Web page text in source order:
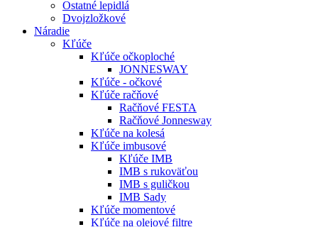
Ostatné lepidlá
Dvojzložkové
Náradie
Kľúče
Kľúče očkoploché
JONNESWAY
Kľúče - očkové
Kľúče račňové
Račňové FESTA
Račňové Jonnesway
Kľúče na kolesá
Kľúče imbusové
Kľúče IMB
IMB s rukoväťou
IMB s guličkou
IMB Sady
Kľúče momentové
Kľúče na olejové filtre